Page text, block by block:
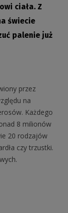
ciała. Z
świecie
palenie już
przez
na
Każdego
8 milionów
20 rodzajów
czy trzustki.